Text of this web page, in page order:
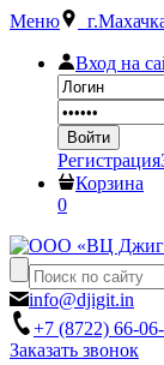
Меню
Вход на
Регистрация
Корзина
0
info@djigit.in
+7 (8722) 66-
Заказать звонок